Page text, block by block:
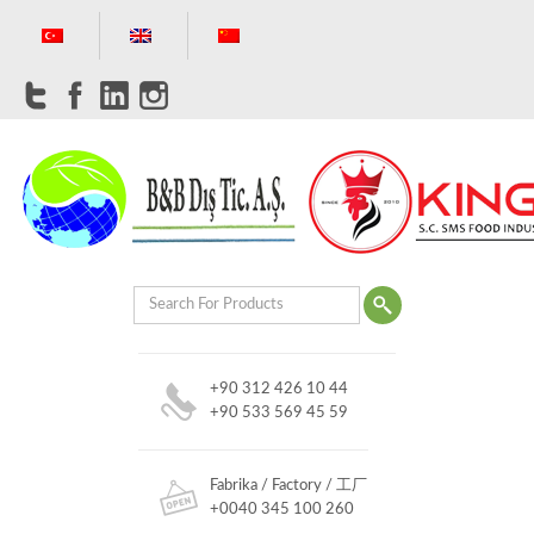
+90 312 426 10 44
+90 533 569 45 59
Fabrika / Factory / 工厂
+0040 345 100 260